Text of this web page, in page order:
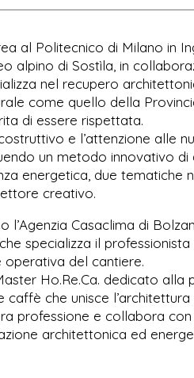
al Politecnico di Milano in
alpino di Sostìla, in
nel recupero
come quello della
di essere rispettata.
e l’attenzione alle
un metodo innovativo
energetica, due tematiche
creativo.
l’Agenzia Casaclima di
specializza il
del cantiere.
Ho.Re.Ca. dedicato
caffè che unisce
professione e collabora
architettonica ed